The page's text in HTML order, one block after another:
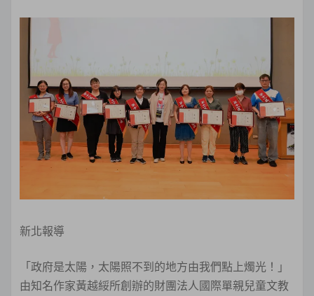
新北報導
「政府是太陽，太陽照不到的地方由我們點上燭光！」
由知名作家黃越綏所創辦的財團法人國際單親兒童文教